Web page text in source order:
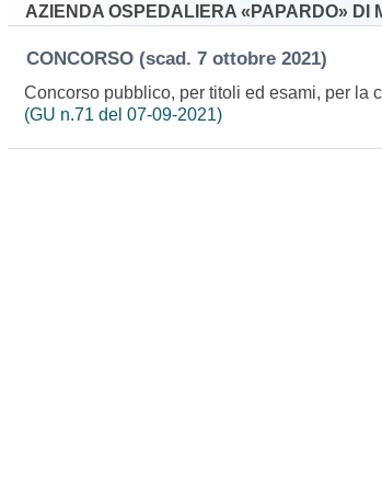
AZIENDA OSPEDALIERA «PAPARDO» DI
CONCORSO (scad. 7 ottobre 2021)
Concorso pubblico, per titoli ed esami, per la
(GU n.71 del 07-09-2021)